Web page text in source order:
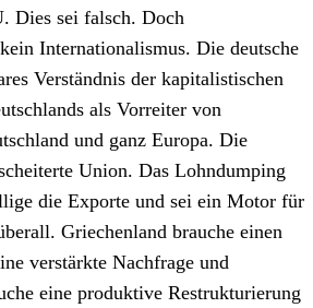
Dies sei falsch. Doch
Internationalismus. Die deutsche
Verständnis der kapitalistischen
als Vorreiter von
und ganz Europa. Die
Union. Das Lohndumping
die Exporte und sei ein Motor für
Griechenland brauche einen
verstärkte Nachfrage und
eine produktive Restrukturierung